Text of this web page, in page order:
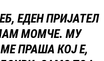
ЕДЕН ПРИЈАТЕЛ
МОМЧЕ. МУ
ПРАША КОЈ Е,